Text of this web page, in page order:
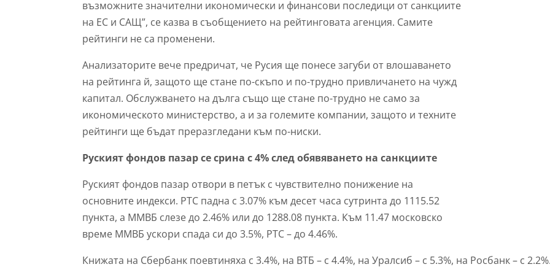
възможните значителни икономически и финансови последици от санкциите
на ЕС и САЩ”, се казва в съобщението на рейтинговата агенция. Самите
рейтинги не са променени.
Анализаторите вече предричат, че Русия ще понесе загуби от влошаването
на рейтинга й, защото ще стане по-скъпо и по-трудно привличането на чужд
капитал. Обслужването на дълга също ще стане по-трудно не само за
икономическото министерство, а и за големите компании, защото и техните
рейтинги ще бъдат преразгледани към по-ниски.
Руският фондов пазар се срина с 4% след обявяването на санкциите
Руският фондов пазар отвори в петък с чувствително понижение на
основните индекси. РТС падна с 3.07% към десет часа сутринта до 1115.52
пункта, а ММВБ слезе до 2.46% или до 1288.08 пункта. Към 11.47 московско
време ММВБ ускори спада си до 3.5%, РТС – до 4.46%.
Книжата на Сбербанк поевтиняха с 3.4%, на ВТБ – с 4.4%, на Уралсиб – с 5.3%, на Росбанк – с